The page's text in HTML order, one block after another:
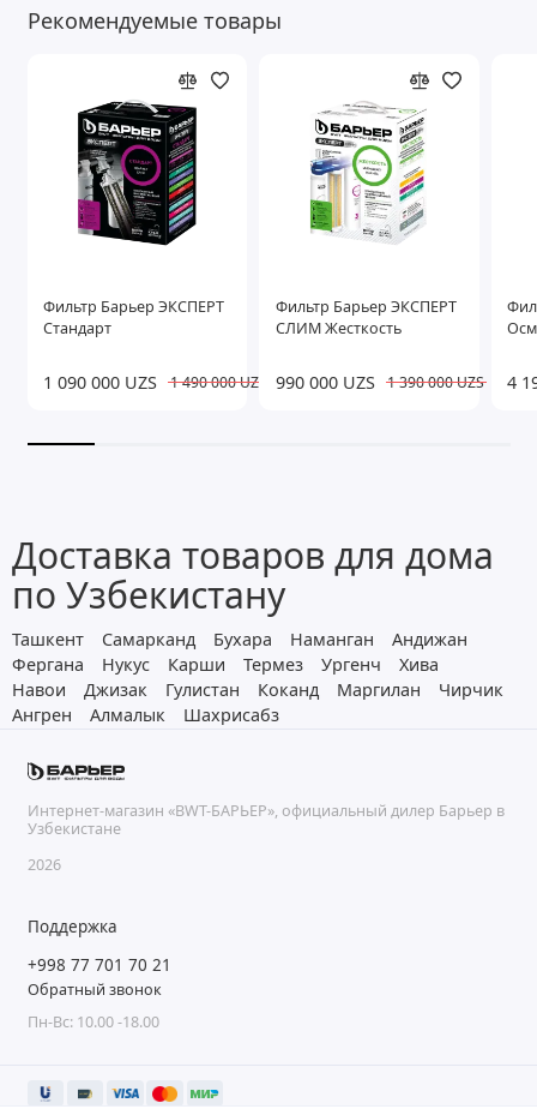
Рекомендуемые товары
Фильтр Барьер ЭКСПЕРТ
Стандарт
1 090 000 UZS 1 490 000 UZS
Фильтр Барьер ЭКСПЕРТ
СЛИМ Жесткость
990 000 UZS 1 390 000 UZS 4
Доставка товаров для дома
по Узбекистану
Ташкент Самарканд Бухара Наманган
Андижан
Фергана
Нукус Карши Термез Ургенч
Хива
Навои
Джизак Гулистан Коканд Маргилан
Чирчик
Ангрен
Алмалык Шахрисабз
Интернет-магазин «BWT-БАРЬЕР», официальный дилер Барьер в
Узбекистане
2026
Поддержка
+998 77 701 70 21
Обратный звонок
Пн-Вс: 10.00 -18.00